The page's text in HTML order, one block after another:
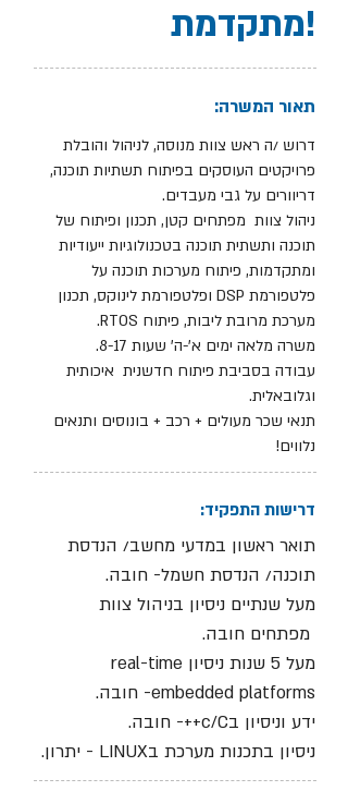
מתקדמת!
תאור המשרה:
דרוש /ה ראש צוות מנוסה, לניהול והובלת
פרויקטים העוסקים בפיתוח תשתיות תוכנה,
דריוורים על גבי מעבדים.
ניהול צוות מפתחים קטן, תכנון ופיתוח של
תוכנה ותשתית תוכנה בטכנולוגיות ייעודיות
ומתקדמות, פיתוח מערכות תוכנה על
פלטפורמת DSP ופלטפורמת לינוקס, תכנון
מערכת מרובת ליבות, פיתוח RTOS.
משרה מלאה ימים א'-ה' שעות 8-17.
עבודה בסביבת פיתוח חדשנית איכותית
וגלובאלית.
תנאי שכר מעולים + רכב + בונוסים ותנאים
נלווים!
דרישות התפקיד:
תואר ראשון במדעי מחשב/ הנדסת
תוכנה/ הנדסת חשמל- חובה.
מעל שנתיים ניסיון בניהול צוות
מפתחים חובה.
מעל 5 שנות ניסיון real-time
embedded platforms- חובה.
ידע וניסיון בc/C++- חובה.
ניסיון בתכנות מערכת בLINUX - יתרון.